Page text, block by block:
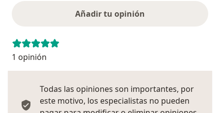
Añadir tu opinión
1 opinión
Todas las opiniones son importantes, por
este motivo, los especialistas no pueden